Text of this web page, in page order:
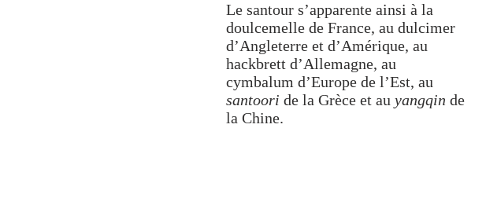
Le santour s’apparente ainsi à la
doulcemelle de France, au dulcimer
d’Angleterre et d’Amérique, au
hackbrett d’Allemagne, au
cymbalum d’Europe de l’Est, au
santoori de la Grèce et au yangqin de
la Chine.